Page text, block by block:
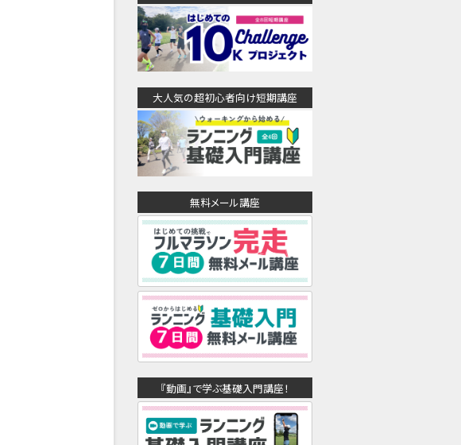
大人気の超初心者向け短期講座
無料メール講座
『動画』で学ぶ基礎入門講座！